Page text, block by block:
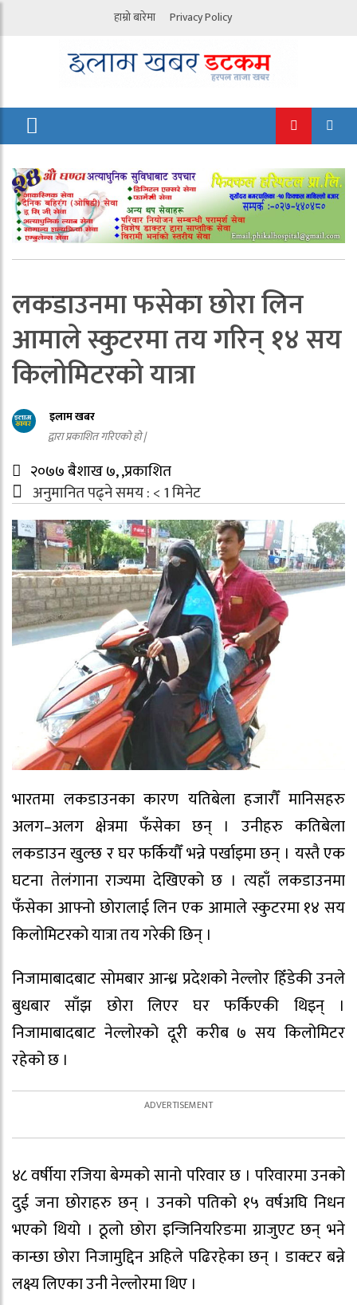
हाम्रो बारेमा Privacy Policy
लकडाउनमा फसेका छोरा लिन
आमाले स्कुटरमा तय गरिन् १४ सय
किलोमिटरको यात्रा
इलाम खबर
द्वारा प्रकाशित गरिएको हो |
२०७७ बैशाख ७, ,प्रकाशित
अनुमानित पढ्ने समय :< 1मिनेट
भारतमा लकडाउनका कारण यतिबेला हजारौँ मानिसहरु
अलग–अलग क्षेत्रमा फँसेका छन् । उनीहरु कतिबेला
लकडाउन खुल्छ र घर फर्कियौँ भन्ने पर्खाइमा छन् । यस्तै एक
घटना तेलंगाना राज्यमा देखिएको छ । त्यहाँ लकडाउनमा
फँसेका आफ्नो छोरालाई लिन एक आमाले स्कुटरमा १४ सय
किलोमिटरको यात्रा तय गरेकी छिन् ।
निजामाबादबाट सोमबार आन्ध्र प्रदेशको नेल्लोर हिँडेकी उनले
बुधबार साँझ छोरा लिएर घर फर्किएकी थिइन् ।
निजामाबादबाट नेल्लोरको दूरी करीब ७ सय किलोमिटर
रहेको छ ।
४८ वर्षीया रजिया बेग्मको सानो परिवार छ । परिवारमा उनको
दुई जना छोराहरु छन् । उनको पतिको १५ वर्षअघि निधन
भएको थियो । ठूलो छोरा इन्जिनियरिङमा ग्राजुएट छन् भने
कान्छा छोरा निजामुद्दिन अहिले पढिरहेका छन् । डाक्टर बन्ने
लक्ष्य लिएका उनी नेल्लोरमा थिए ।